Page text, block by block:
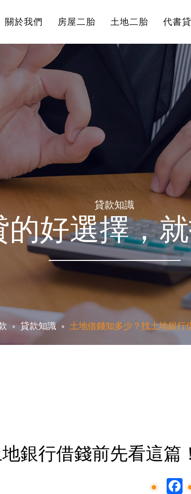
關於我們 房屋二胎 土地二胎 代書
貸款知識
好選擇，
貸款知識 土地借錢知多少？找土地銀行
銀行借錢前先看這篇！